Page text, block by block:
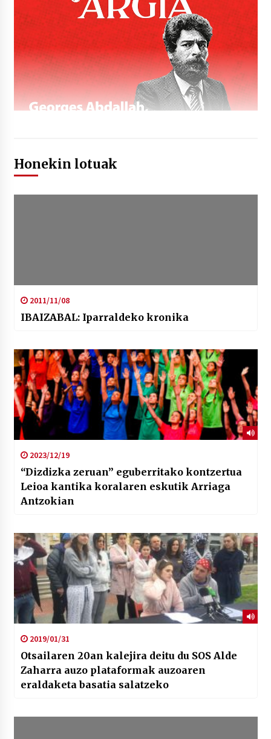
Honekin lotuak
2011/11/08
IBAIZABAL: Iparraldeko kronika
2023/12/19
“Dizdizka zeruan” eguberritako kontzertua
Leioa kantika koralaren eskutik Arriaga
Antzokian
2019/01/31
Otsailaren 20an kalejira deitu du SOS Alde
Zaharra auzo plataformak auzoaren
eraldaketa basatia salatzeko